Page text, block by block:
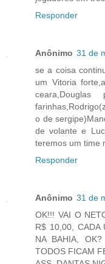
Responder
Anônimo 31 de
se a coisa
um Vitoria
o de
de volante e
teremos um time
Responder
Anônimo 31 de
OK!!! VAI O
R$ 10,00, CADA
NA BAHIA,
TODOS FICAM